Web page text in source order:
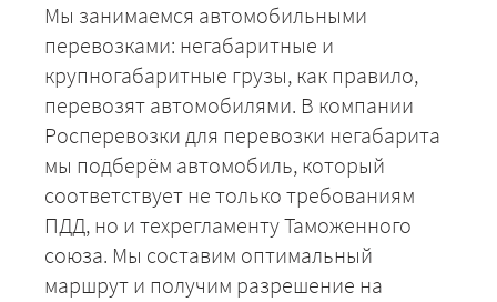
Мы занимаемся автомобильными
перевозками: негабаритные и
крупногабаритные грузы, как правило,
перевозят автомобилями. В компании
Росперевозки для перевозки негабарита
мы подберём автомобиль, который
соответствует не только требованиям
ПДД, но и техрегламенту Таможенного
союза. Мы составим оптимальный
маршрут и получим разрешение на